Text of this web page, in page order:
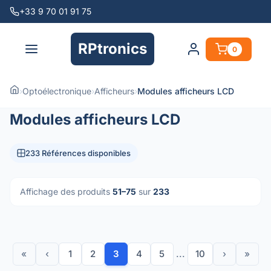
+33 9 70 01 91 75
RPtronics 0
›Optoélectronique›Afficheurs›Modules afficheurs LCD
Modules afficheurs LCD
233 Références disponibles
Affichage des produits 51–75 sur 233
« ‹ 1 2 3 4 5 ... 10 › »